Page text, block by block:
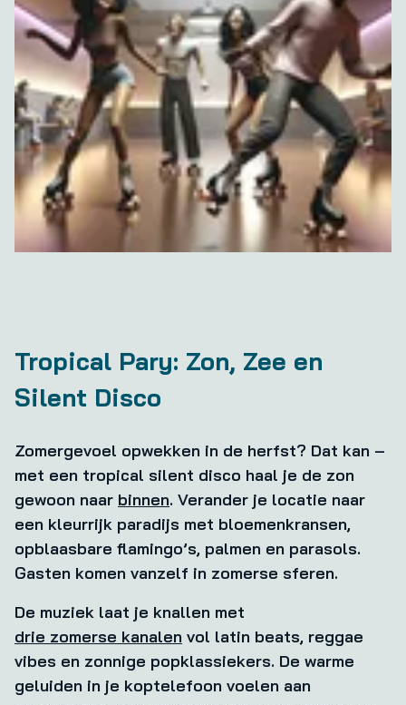
Tropical Pary: Zon, Zee en
Silent Disco
Zomergevoel opwekken in de herfst? Dat kan –
met een tropical silent disco haal je de zon
gewoon naar binnen. Verander je locatie naar
een kleurrijk paradijs met bloemenkransen,
opblaasbare flamingo’s, palmen en parasols.
Gasten komen vanzelf in zomerse sferen.
De muziek laat je knallen met
drie zomerse kanalen vol latin beats, reggae
vibes en zonnige popklassiekers. De warme
geluiden in je koptelefoon voelen aan